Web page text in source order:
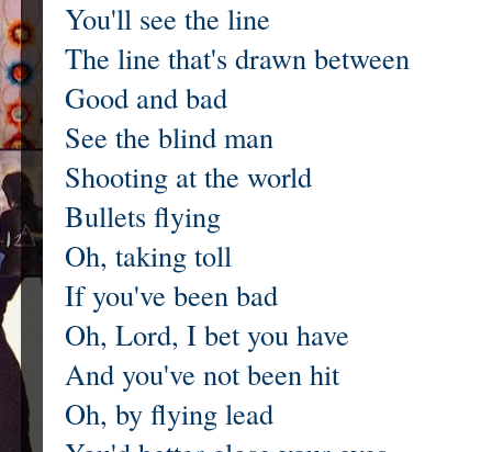
You'll see the line
The line that's drawn between
Good and bad
See the blind man
Shooting at the world
Bullets flying
Oh, taking toll
If you've been bad
Oh, Lord, I bet you have
And you've not been hit
Oh, by flying lead